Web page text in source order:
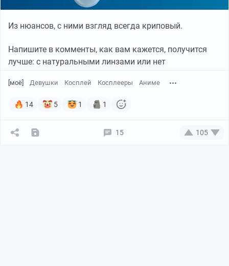
Из нюансов, с ними взгляд всегда криповый.
Напишите в комменты, как вам кажется, получится
лучше: с натуральными линзами или нет
[моё] Девушки Косплей Косплееры Аниме
14 5 1 1
15 105